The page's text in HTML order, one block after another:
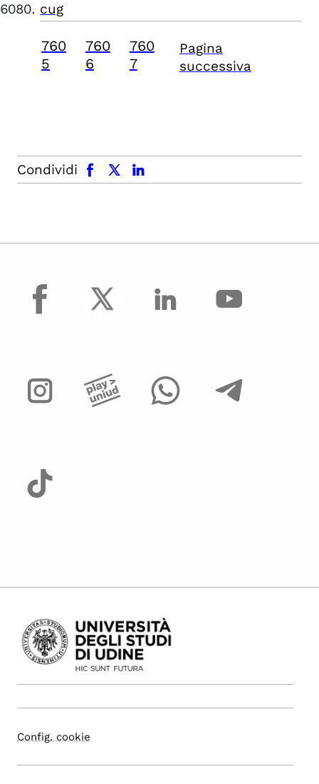
cug
760
5
760
6
760
7
Pagina
successiva
Condividi
facebook x.com linkedin
facebook
Config. cookie